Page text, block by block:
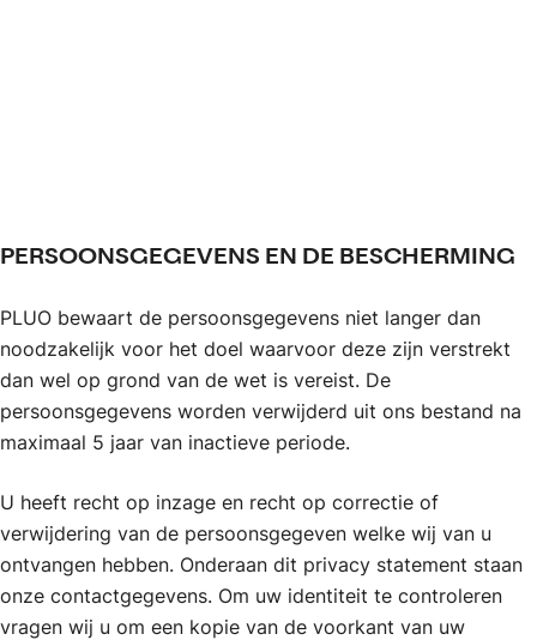
PERSOONSGEGEVENS EN DE BESCHERMING
PLUO bewaart de persoonsgegevens niet langer dan
noodzakelijk voor het doel waarvoor deze zijn verstrekt
dan wel op grond van de wet is vereist. De
persoonsgegevens worden verwijderd uit ons bestand na
maximaal 5 jaar van inactieve periode.
U heeft recht op inzage en recht op correctie of
verwijdering van de persoonsgegeven welke wij van u
ontvangen hebben. Onderaan dit privacy statement staan
onze contactgegevens. Om uw identiteit te controleren
vragen wij u om een kopie van de voorkant van uw